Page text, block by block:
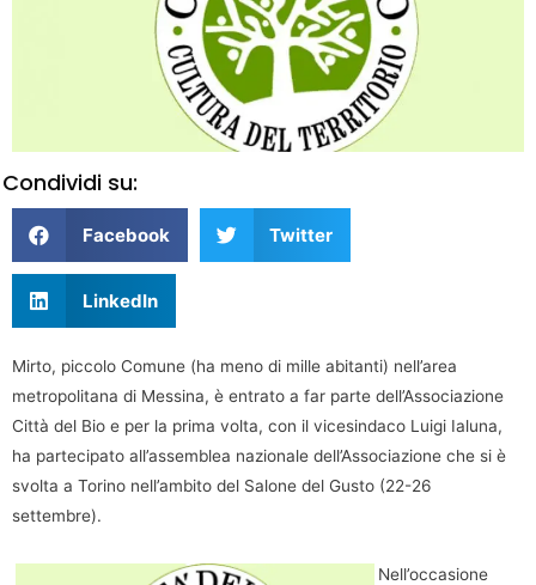
Condividi su:
Facebook Twitter
LinkedIn
Mirto, piccolo Comune (ha meno di mille abitanti) nell’area
metropolitana di Messina, è entrato a far parte dell’Associazione
Città del Bio e per la prima volta, con il vicesindaco Luigi Ialuna,
ha partecipato all’assemblea nazionale dell’Associazione che si è
svolta a Torino nell’ambito del Salone del Gusto (22-26
settembre).
Nell’occasione